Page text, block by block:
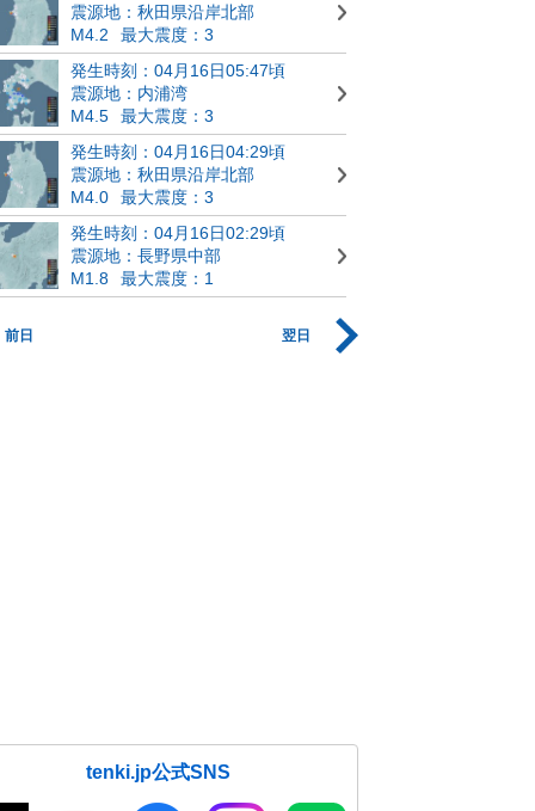
震源地：秋田県沿岸北部
M4.2
最大震度：3
発生時刻：04月16日05:47頃
震源地：内浦湾
M4.5
最大震度：3
発生時刻：04月16日04:29頃
震源地：秋田県沿岸北部
M4.0
最大震度：3
発生時刻：04月16日02:29頃
震源地：長野県中部
M1.8
最大震度：1
前日 翌日
tenki.jp公式SNS